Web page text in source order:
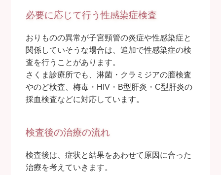
必要に応じて行う性感染症検査
おりものの異常が子宮頸管の炎症や性感染症と
関係していそうな場合は、追加で性感染症の検
査を行うことがあります。
さくま診療所でも、淋菌・クラミジアの膣検査
やのど検査、梅毒・HIV・B型肝炎・C型肝炎の
採血検査などに対応しています。
検査後の治療の流れ
検査後は、症状と結果をあわせて原因に合った
治療を考えていきます。